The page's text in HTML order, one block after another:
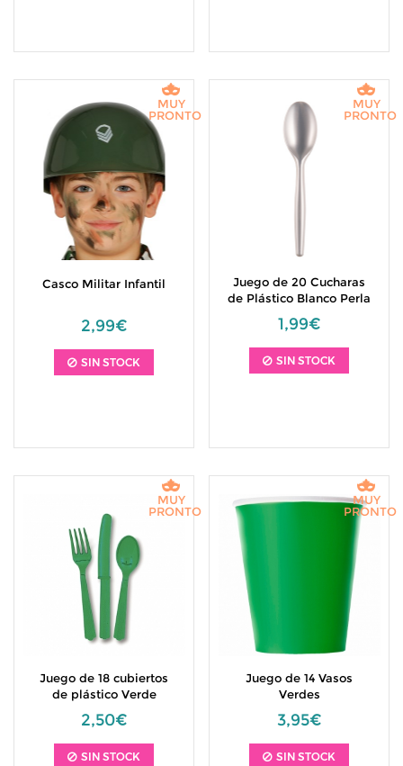
Casco Militar Infantil
2,99€
SIN STOCK
MUY
PRONTO
Juego de 20 Cucharas
de Plástico Blanco Perla
1,99€
SIN STOCK
MUY
PRONTO
Juego de 18 cubiertos
de plástico Verde
2,50€
SIN STOCK
MUY
PRONTO
Juego de 14 Vasos
Verdes
3,95€
SIN STOCK
MUY
PRONTO